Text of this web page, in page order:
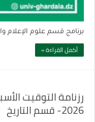
برنامج قسم علوم الإعلام
أكمل القراءة »
2026- قسم التاريخ